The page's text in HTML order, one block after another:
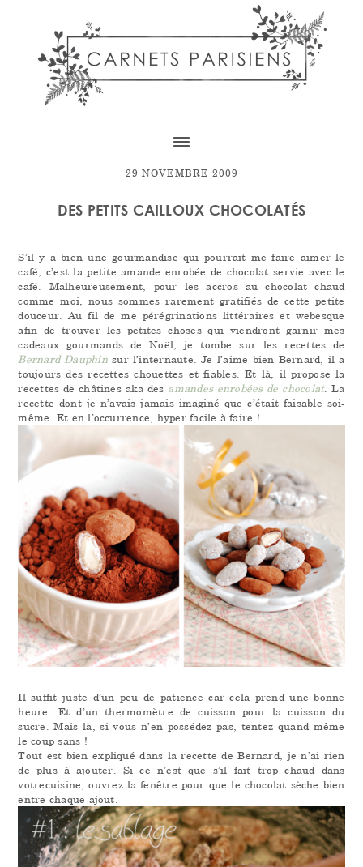
29 NOVEMBRE 2009
DES PETITS CAILLOUX CHOCOLATÉS
S’il y a bien une gourmandise qui pourrait me faire aimer le
café, c’est la petite amande enrobée de chocolat servie avec le
café. Malheureusement, pour les accros au chocolat chaud
comme moi, nous sommes rarement gratifiés de cette petite
douceur. Au fil de me pérégrinations littéraires et webesque
afin de trouver les petites choses qui viendront garnir mes
cadeaux gourmands de Noël, je tombe sur les recettes de
Bernard Dauphinsur l’internaute. Je l’aime bien Bernard, il a
toujours des recettes chouettes et fiables. Et là, il propose la
recettes de châtines aka des amandes enrobées de chocolat. La
recette dont je n’avais jamais imaginé que c’était faisable soi-
même. Et en l’occurrence, hyper facile à faire !
Il suffit juste d’un peu de patience car cela prend une bonne
heure. Et d’un thermomètre de cuisson pour la cuisson du
sucre. Mais là, si vous n’en possédez pas, tentez quand même
le coup sans !
Tout est bien expliqué dans la recette de Bernard, je n’ai rien
de plus à ajouter. Si ce n’est que s’il fait trop chaud dans
votrecuisine, ouvrez la fenêtre pour que le chocolat sèche bien
entre chaque ajout.